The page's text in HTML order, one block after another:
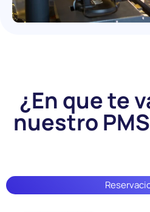
¿En que te
nuestro